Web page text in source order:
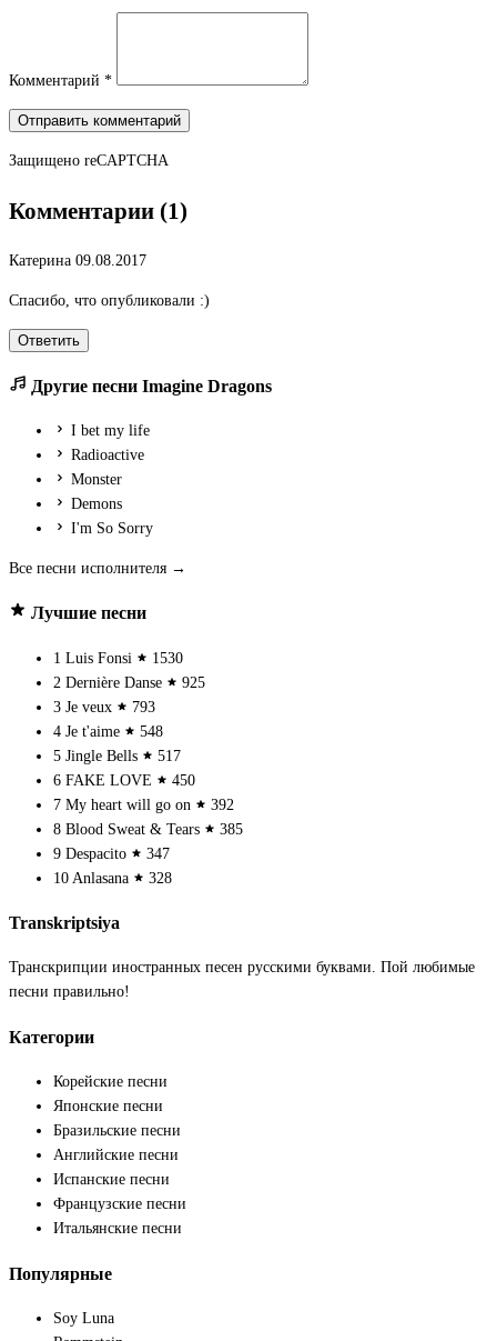
Комментарий *
Отправить комментарий
Защищено reCAPTCHA
Комментарии (1)
Катерина 09.08.2017
Спасибо, что опубликовали :)
Ответить
Другие песни Imagine Dragons
I bet my life
Radioactive
Monster
Demons
I'm So Sorry
Все песни исполнителя →
Лучшие песни
1 Luis Fonsi
1530
2 Dernière Danse
925
3 Je veux
793
4 Je t'aime
548
5 Jingle Bells
517
6 FAKE LOVE
450
7 My heart will go on
392
8 Blood Sweat & Tears
385
9 Despacito
347
10 Anlasana 328
Transkriptsiya
Транскрипции иностранных песен русскими буквами. Пой любимые
песни правильно!
Категории
Корейские песни
Японские песни
Бразильские песни
Английские песни
Испанские песни
Французские песни
Итальянские песни
Популярные
Soy Luna